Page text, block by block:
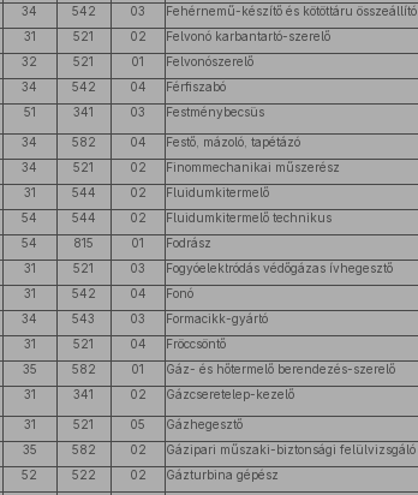
34 542 03 Fehérnemű-készítő és kötöttáru összeállító
31 521 02 Felvonó karbantartó-szerelő
32 521 01 Felvonószerelő
34 542 04 Férfiszabó
51 341 03 Festménybecsüs
34 582 04 Festő, mázoló, tapétázó
34 521 02 Finommechanikai műszerész
31 544 02 Fluidumkitermelő
54 544 02 Fluidumkitermelő technikus
54 815 01 Fodrász
31 521 03 Fogyóelektródás védőgázas ívhegesztő
31 542 04 Fonó
34 543 03 Formacikk-gyártó
31 521 04 Fröccsöntő
35 582 01 Gáz- és hőtermelő berendezés-szerelő
31 341 02 Gázcseretelep-kezelő
31 521 05 Gázhegesztő
35 582 02 Gázipari műszaki-biztonsági felülvizsgáló
52 522 02 Gázturbina gépész